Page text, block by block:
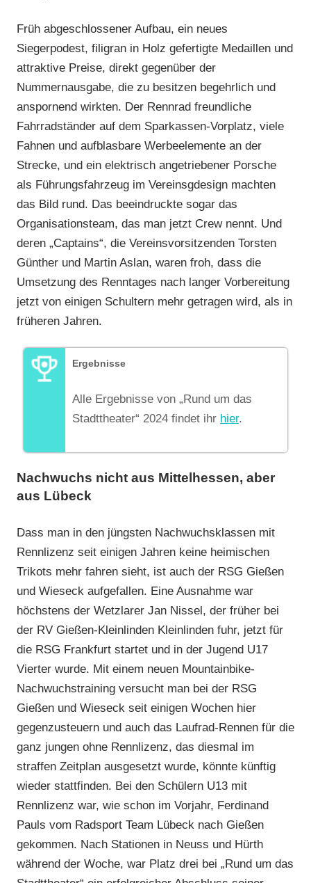
Früh abgeschlossener Aufbau, ein neues
Siegerpodest, filigran in Holz gefertigte Medaillen und
attraktive Preise, direkt gegenüber der
Nummernausgabe, die zu besitzen begehrlich und
anspornend wirkten. Der Rennrad freundliche
Fahrradständer auf dem Sparkassen-Vorplatz, viele
Fahnen und aufblasbare Werbeelemente an der
Strecke, und ein elektrisch angetriebener Porsche
als Führungsfahrzeug im Vereinsgdesign machten
das Bild rund. Das beeindruckte sogar das
Organisationsteam, das man jetzt Crew nennt. Und
deren „Captains“, die Vereinsvorsitzenden Torsten
Günther und Martin Aslan, waren froh, dass die
Umsetzung des Renntages nach langer Vorbereitung
jetzt von einigen Schultern mehr getragen wird, als in
früheren Jahren.
Ergebnisse
Alle Ergebnisse von „Rund um das
Stadttheater“ 2024 findet ihr hier.
Nachwuchs nicht aus Mittelhessen, aber
aus Lübeck
Dass man in den jüngsten Nachwuchsklassen mit
Rennlizenz seit einigen Jahren keine heimischen
Trikots mehr fahren sieht, ist auch der RSG Gießen
und Wieseck aufgefallen. Eine Ausnahme war
höchstens der Wetzlarer Jan Nissel, der früher bei
der RV Gießen-Kleinlinden Kleinlinden fuhr, jetzt für
die RSG Frankfurt startet und in der Jugend U17
Vierter wurde. Mit einem neuen Mountainbike-
Nachwuchstraining versucht man bei der RSG
Gießen und Wieseck seit einigen Wochen hier
gegenzusteuern und auch das Laufrad-Rennen für die
ganz jungen ohne Rennlizenz, das diesmal im
straffen Zeitplan ausgesetzt wurde, könnte künftig
wieder stattfinden. Bei den Schülern U13 mit
Rennlizenz war, wie schon im Vorjahr, Ferdinand
Pauls vom Radsport Team Lübeck nach Gießen
gekommen. Nach Stationen in Neuss und Hürth
während der Woche, war Platz drei bei „Rund um das